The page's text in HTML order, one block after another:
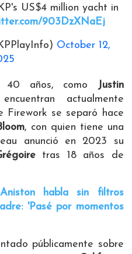
US$4 million yacht in
903DzXNaEj
October 12,
años, como
Justin
actualmente
se separó hace
, con quien tiene una
anunció en 2023 su
tras 18 años de
habla sin filtros
'Pasé por momentos
públicamente sobre